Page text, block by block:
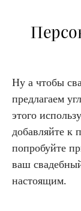
Ну а чтобы
предлагаем
этого
добавляйте к
попробуйте
ваш
настоящим.